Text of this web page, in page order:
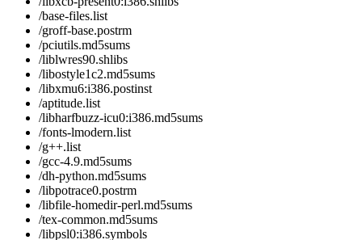
/base-files.list
/groff-base.postrm
/pciutils.md5sums
/liblwres90.shlibs
/libostyle1c2.md5sums
/libxmu6:i386.postinst
/aptitude.list
/libharfbuzz-icu0:i386.md5sums
/fonts-lmodern.list
/g++.list
/gcc-4.9.md5sums
/dh-python.md5sums
/libpotrace0.postrm
/libfile-homedir-perl.md5sums
/tex-common.md5sums
/libpsl0:i386.symbols